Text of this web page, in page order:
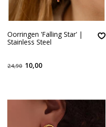
Oorringen 'Falling Star' |
Stainless Steel
24,90 10,00